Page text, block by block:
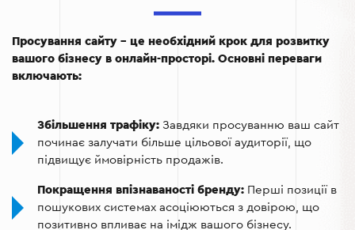
Аналітика та коригування стратегії:
досягнення кращих показників.
Просування сайту – це необхідний крок для розвитку
вашого бізнесу в онлайн-просторі. Основні переваги
включають:
Збільшення трафіку: Завдяки просуванню ваш сайт
починає залучати більше цільової аудиторії, що
підвищує ймовірність продажів.
Покращення впізнаваності бренду: Перші позиції в
пошукових системах асоціюються з довірою, що
позитивно впливає на імідж вашого бізнесу.